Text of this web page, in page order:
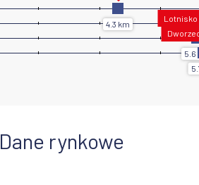
Dane rynkowe